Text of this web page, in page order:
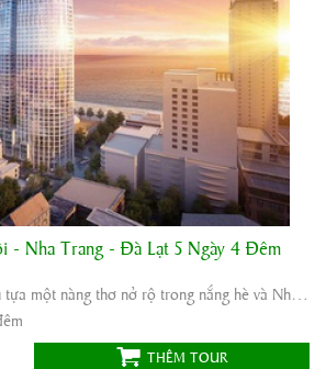
Nha Trang Đà Lạt
- 4 đêm
bay/ô tô
- Nha Trang - Đà Lạt 5 Ngày 4 Đêm
Đà Lạt vẻ đẹp yêu kiều tựa một nàng thơ nở rộ trong nắng hè và Nha Trang, được ví ...
THÊM TOUR